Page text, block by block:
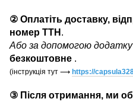
② Оплатіть доставку,
номер ТТН .
Або за допомогою
безкоштовне .
(інструкція тут ⟶ https://
③ Після отримання, ми